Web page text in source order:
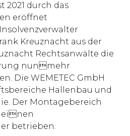
2021 durch das
eröffnet
Kreuznacht aus der
Rechtsanwälte die
nunmehr
Die WEMETEC GmbH
Hallenbau und
Der Montagebereich
betrieben.